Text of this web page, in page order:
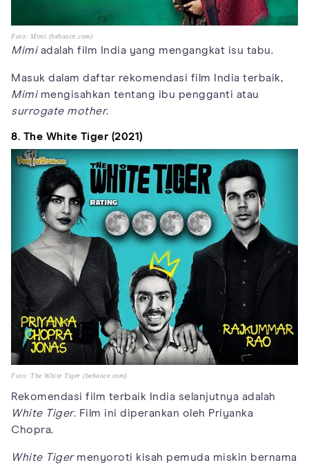
Foto: Mimi (behance.com)
Mimiadalah film India yang mengangkat isu tabu.
Masuk dalam daftar rekomendasi film India terbaik,
Mimimengisahkan tentang ibu pengganti atau
surrogate mother.
8. The White Tiger (2021)
Foto: The White Tiger (behance.com)
Rekomendasi film terbaik India selanjutnya adalah
White Tiger. Film ini diperankan oleh Priyanka
Chopra.
White Tigermenyoroti kisah pemuda miskin bernama